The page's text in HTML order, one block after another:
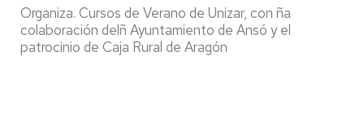
Organiza. Cursos de Verano de Unizar, con ña
colaboración delñ Ayuntamiento de Ansó y el
patrocinio de Caja Rural de Aragón